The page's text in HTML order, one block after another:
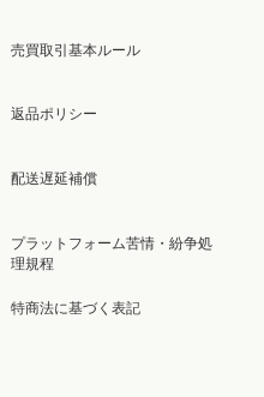
売買取引基本ルール
返品ポリシー
配送遅延補償
プラットフォーム苦情・紛争処
理規程
特商法に基づく表記